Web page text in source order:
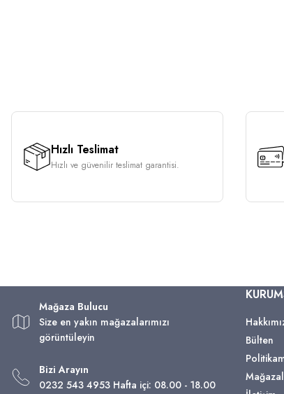
Hızlı Teslimat
Hızlı ve güvenilir teslimat garantisi.
Mağaza Bulucu
Size en yakın mağazalarımızı
görüntüleyin
Bizi Arayın
0232 543 4953 Hafta içi: 08.00 - 18.00
Bülten